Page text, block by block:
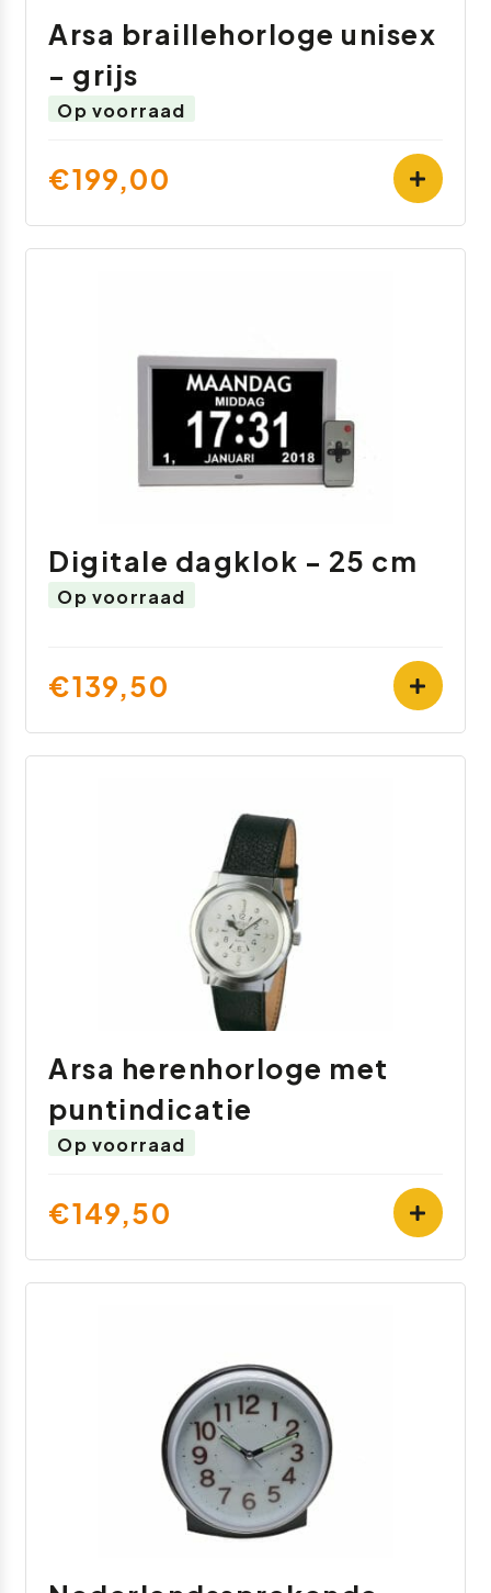
Arsa braillehorloge unisex
- grijs
Op voorraad
€199,00
Digitale dagklok - 25 cm
Op voorraad
€139,50
Arsa herenhorloge met
puntindicatie
Op voorraad
€149,50